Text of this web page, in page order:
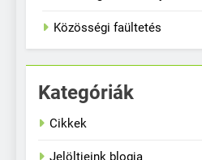
Közösségi faültetés
Kategóriák
Cikkek
Jelöltjeink blogja